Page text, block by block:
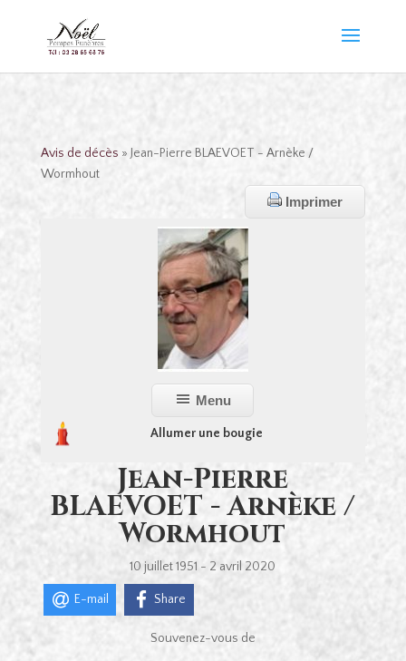
Avis de décès » Jean-Pierre BLAEVOET - Arnèke /
Wormhout
Imprimer
Menu
Allumer une bougie
Jean-Pierre
BLAEVOET - Arnèke /
Wormhout
10 juillet 1951 - 2 avril 2020
E-mail Share
Souvenez-vous de